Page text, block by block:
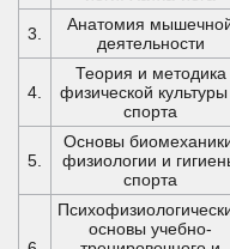
3.
Анатомия
деятельности
4.
Теория и методика
физической
спорта
5.
Основы
физиологии и
спорта
основы учебно-